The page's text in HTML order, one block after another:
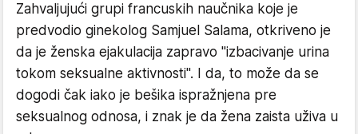
Zahvaljujući grupi francuskih naučnika koje je
predvodio ginekolog Samjuel Salama, otkriveno je
da je ženska ejakulacija zapravo "izbacivanje urina
tokom seksualne aktivnosti". I da, to može da se
dogodi čak iako je bešika ispražnjena pre
seksualnog odnosa, i znak je da žena zaista uživa u